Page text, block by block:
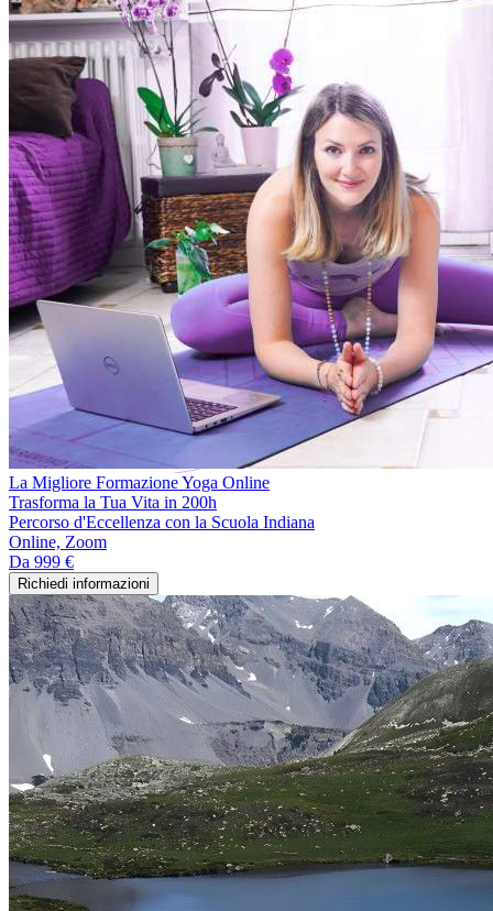
La Migliore Formazione Yoga Online
Trasforma la Tua Vita in 200h
Percorso d'Eccellenza con la Scuola Indiana
Online, Zoom
Da 999 €
Richiedi informazioni